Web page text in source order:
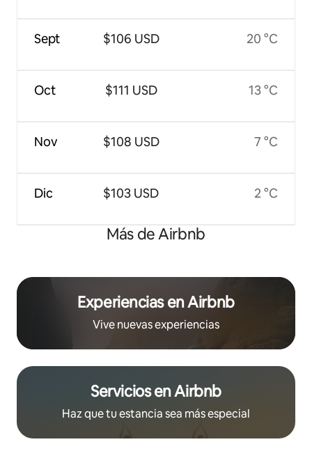
Sept
Oct
Nov
Dic
$106 USD
$111 USD
$108 USD
$103 USD
20 °C
13 °C
7 °C
2 °C
Más de Airbnb
Experiencias en Airbnb
Vive nuevas experiencias
Servicios en Airbnb
Haz que tu estancia sea más especial